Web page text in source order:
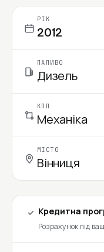
РІК
2012
ПАЛИВО
Дизель
КПП
Механіка
МІСТО
Вінниця
Кредитна
Розрахунок під